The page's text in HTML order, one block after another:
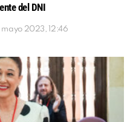
del DNI
mayo 2023, 12:46